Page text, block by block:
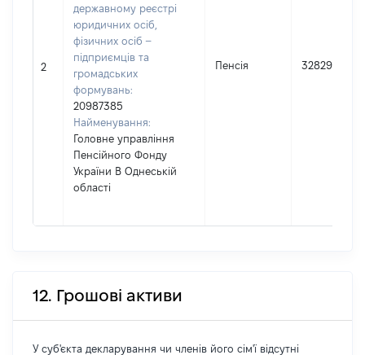
2
державному реєстрі
юридичних осіб,
фізичних осіб –
підприємців та
громадських
формувань:
20987385
Найменування:
Головне управління
Пенсійного Фонду
України В Однеській
області
Пенсія 32829
12. Грошові активи
У суб'єкта декларування чи членів його сім'ї відсутні